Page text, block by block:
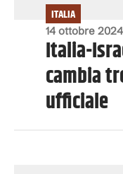
14 ottobre
ITALIA
Italia-
cambia
ufficiale